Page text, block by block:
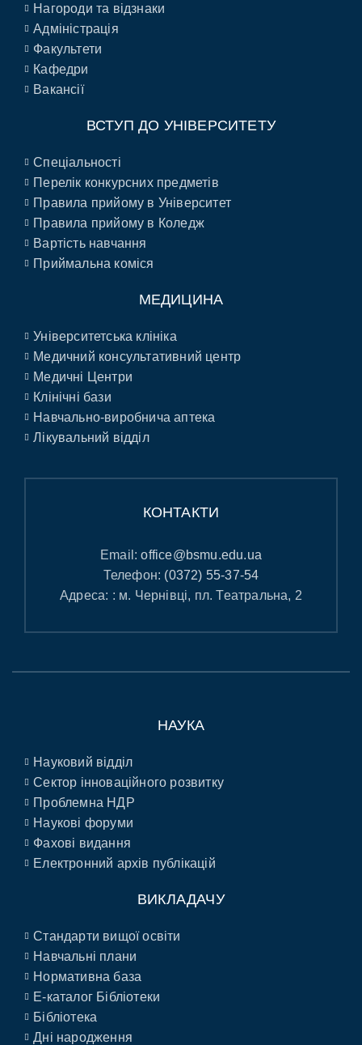
Нагороди та відзнаки
Адміністрація
Факультети
Кафедри
Вакансії
ВСТУП ДО УНІВЕРСИТЕТУ
Спеціальності
Перелік конкурсних предметів
Правила прийому в Університет
Правила прийому в Коледж
Вартість навчання
Приймальна коміся
МЕДИЦИНА
Університетська клініка
Медичний консультативний центр
Медичні Центри
Клінічні бази
Навчально-виробнича аптека
Лікувальний відділ
КОНТАКТИ
Email:office@bsmu.edu.ua
Телефон: (0372) 55-37-54
Адреса: : м. Чернівці, пл. Театральна, 2
НАУКА
Науковий відділ
Сектор інноваційного розвитку
Проблемна НДР
Наукові форуми
Фахові видання
Електронний архів публікацій
ВИКЛАДАЧУ
Стандарти вищої освіти
Навчальні плани
Нормативна база
E-каталог Бібліотеки
Бібліотека
Дні народження